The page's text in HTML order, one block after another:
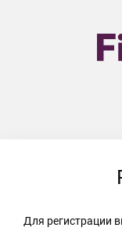
Для регистрации